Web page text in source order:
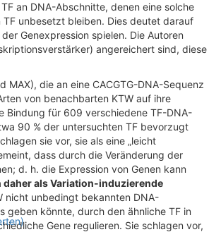
an DNA-Abschnitte, denen eine solche
unbesetzt bleiben. Dies deutet darauf
Genexpression spielen. Die Autoren
angereichert sind, diese
die an eine CACGTG-DNA-Sequenz
von benachbarten KTW auf ihre
Bindung für 609 verschiedene TF-DNA-
90 % der untersuchten TF bevorzugt
sie vor, sie als eine „leicht
dass durch die Veränderung der
d. h. die Expression von Genen kann
als Variation-induzierende
nicht unbedingt bekannten DNA-
geben könnte, durch den ähnliche TF in
Gene regulieren. Sie schlagen vor,